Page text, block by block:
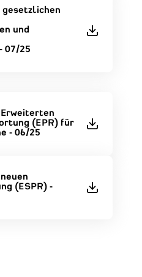
und
07/25
(EPR) für
- 06/25
(ESPR) -